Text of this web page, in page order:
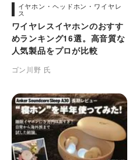
イヤホン・ヘッドホン・ワイヤレ
ス
ワイヤレスイヤホンのおすす
めランキング16選。高音質な
人気製品をプロが比較
ゴン川野 氏